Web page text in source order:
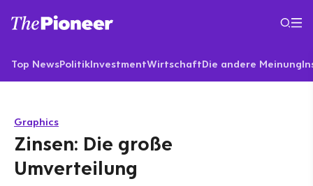
Top NewsPolitikInvestmentWirtschaftDie andere Meinung
Graphics
Zinsen: Die große
Umverteilung